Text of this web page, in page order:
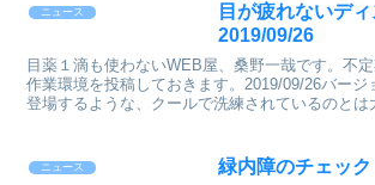
大地）や海洋が吸...
ニュース
目が疲れないデ
2019/09/26
目薬１滴も使わないWEB屋、桑野一哉です。不
作業環境を投稿しておきます。2019/09/26バージ
登場するような、クールで洗練されているのとは
ニュース 緑内障のチェック